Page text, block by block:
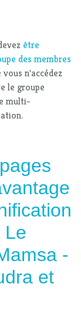
être
des membres
n'accédez
le groupe
multi-
Le
-
et